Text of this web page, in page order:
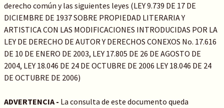
derecho común y las siguientes leyes (LEY 9.739 DE 17 DE
DICIEMBRE DE 1937 SOBRE PROPIEDAD LITERARIA Y
ARTISTICA CON LAS MODIFICACIONES INTRODUCIDAS POR LA
LEY DE DERECHO DE AUTOR Y DERECHOS CONEXOS No. 17.616
DE 10 DE ENERO DE 2003, LEY 17.805 DE 26 DE AGOSTO DE
2004, LEY 18.046 DE 24 DE OCTUBRE DE 2006 LEY 18.046 DE 24
DE OCTUBRE DE 2006)
ADVERTENCIA - La consulta de este documento queda